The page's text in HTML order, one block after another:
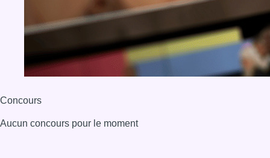
Concours
Aucun concours pour le moment